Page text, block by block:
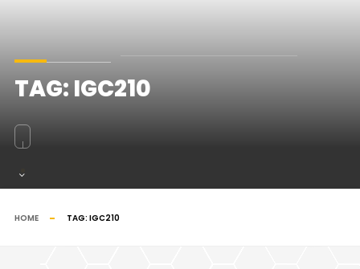
TAG:IGC210
HOME TAG: IGC210